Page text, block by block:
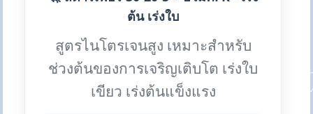
ต้น เร่งใบ
สูตรไนโตรเจนสูง เหมาะสำหรับ
ช่วงต้นของการเจริญเติบโต เร่งใบ
เขียว เร่งต้นแข็งแรง